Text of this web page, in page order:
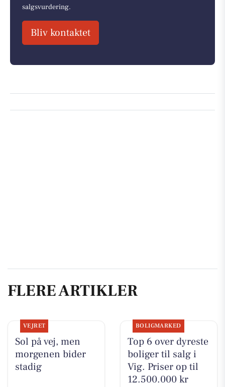
salgsvurdering.
Bliv kontaktet
FLERE ARTIKLER
VEJRET
Sol på vej, men
morgenen bider
stadig
BOLIGMARKED
Top 6 over dyreste
boliger til salg i
Vig. Priser op til
12.500.000 kr